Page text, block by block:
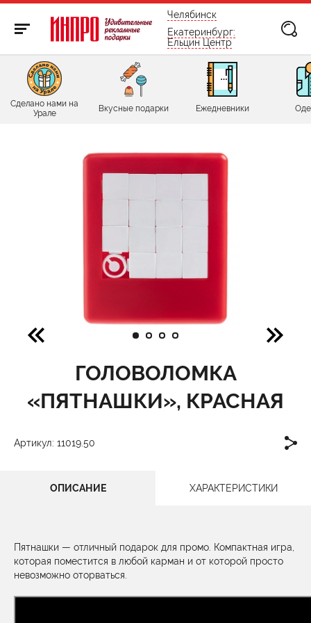
бесплатно по России
Челябинск
Екатеринбург:
Ельцин Центр
Сделано нами на
Урале
Вкусные подарки Ежедневники
ГОЛОВОЛОМКА
«ПЯТНАШКИ», КРАСНАЯ
Артикул: 11019.50
ОПИСАНИЕ ХАРАКТЕРИСТИКИ
Пятнашки — отличный подарок для промо. Компактная игра,
которая поместится в любой карман и от которой просто
невозможно оторваться.